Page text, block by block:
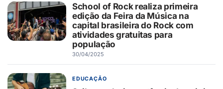
School of Rock realiza primeira
edição da Feira da Música na
capital brasileira do Rock com
atividades gratuitas para
população
30/04/2025
EDUCAÇÃO